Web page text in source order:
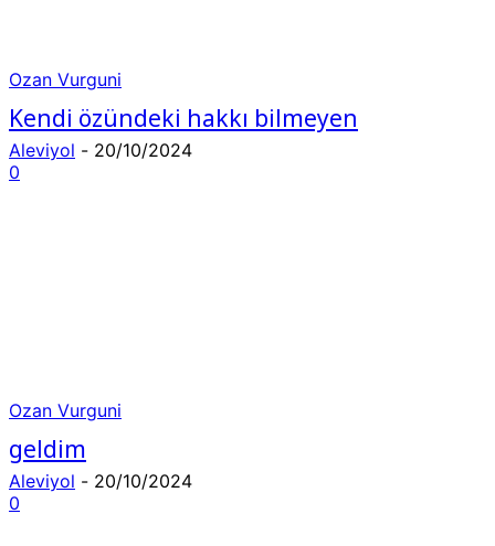
Ozan Vurguni
Kendi özündeki hakkı bilmeyen
Aleviyol - 20/10/2024
0
Ozan Vurguni
geldim
Aleviyol - 20/10/2024
0